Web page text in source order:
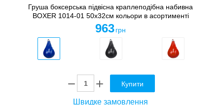
Груша боксерська підвісна краплеподібна набивна
BOXER 1014-01 50x32см кольори в асортименті
963 грн
Купити
Швидке замовлення